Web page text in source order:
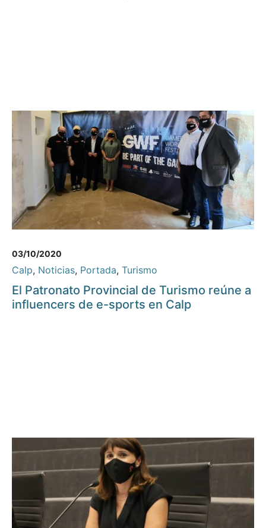
03/10/2020
Calp, Noticias, Portada, Turismo
El Patronato Provincial de Turismo reúne a
influencers de e-sports en Calp